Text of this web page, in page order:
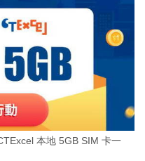
本地 5GB SIM 卡一